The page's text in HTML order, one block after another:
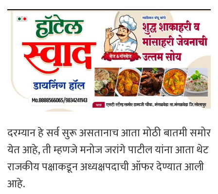
दरम्यान हे सर्व सुरू असतानाच आता मोठी बातमी समोर
येत आहे, ती म्हणजे मनोज जरांगे पाटील यांना आता थेट
राजकीय पक्षाकडून अध्यक्षपदाची ऑफर देण्यात आली
आहे.